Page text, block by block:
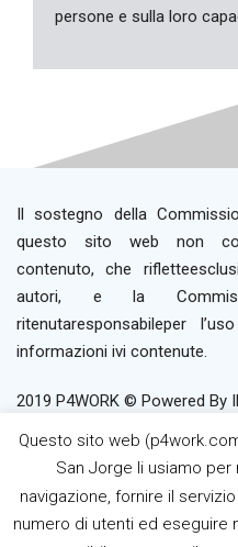
persone e sulla loro
Il sostegno della
questo sito web non
contenuto, che
autori, e la
ritenutaresponsabileper
informazioni ivi contenute.
2019 P4WORK © Powered
Questo sito web
San Jorge li usiamo
navigazione, fornire il
numero di utenti ed eseguire